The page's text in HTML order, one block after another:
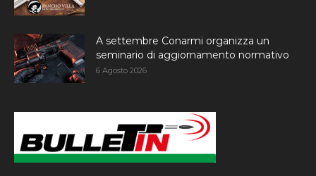
A settembre Conarmi organizza un
seminario di aggiornamento normativo
6 Agosto 2026